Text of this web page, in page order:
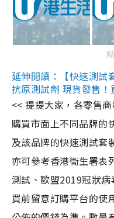
延伸閱讀：【快速測試
抗原測試劑 現貨發售
<< 提提大家，各零售
購買市面上不同品牌的
及該品牌的快速測試套
亦可參考香港衞生署表
測試、歐盟2019冠狀
買前留意訂購平台的使